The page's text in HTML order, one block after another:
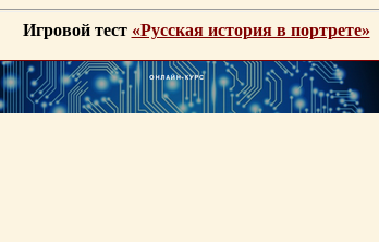
Игровой тест «Русская история в портрете»